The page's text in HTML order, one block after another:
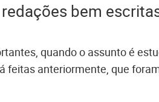
bem
quando o assunto é
feitas anteriormente, que